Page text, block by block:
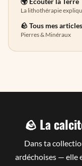
La lithothérapie
🪨 Tous mes articles
Pierres & Minéraux
🪨 La
Dans ta
ardéchoises — elle